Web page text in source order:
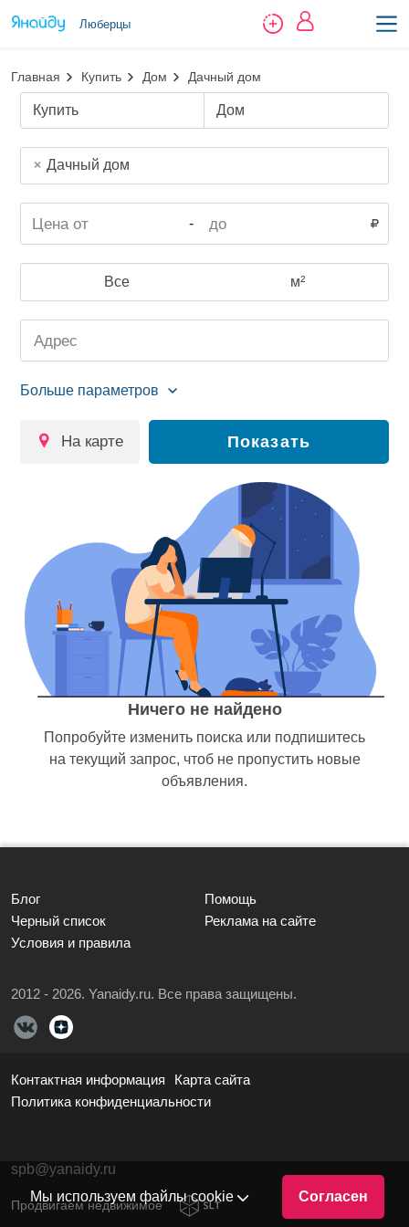
Люберцы
Главная Купить Дом Дачный дом
Купить Дом
Дачный дом
-
Все м²
на карте Показать
Ничего не найдено
Попробуйте изменить поиска или подпишитесь
на текущий запрос, чтоб не пропустить новые
объявления.
Мы используем файлы cookie Согласен
Блог
Помощь
Черный список
Реклама на сайте
Условия и правила
2012 - 2026. Yanaidy.ru. Все права защищены.
Контактная информация
Карта сайта
Политика конфиденциальности
spb@yanaidy.ru
Продвигаем недвижимое